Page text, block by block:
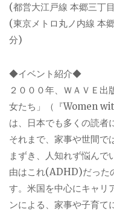
(都営大江戸線 本郷三丁
(東京メトロ丸ノ内線 本
分)
◆イベント紹介◆
２０００年、ＷＡＶＥ出
女たち」（『Women
は、日本でも多くの読者
それまで、家事や世間で
まずき、人知れず悩んで
由はこれ(ADHD)だった
す。米国を中心にキャリ
ンによる、家事や子育て